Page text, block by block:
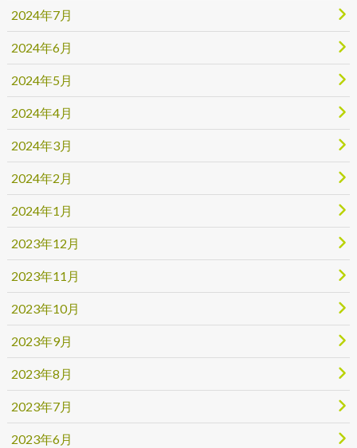
2024年7月
2024年6月
2024年5月
2024年4月
2024年3月
2024年2月
2024年1月
2023年12月
2023年11月
2023年10月
2023年9月
2023年8月
2023年7月
2023年6月